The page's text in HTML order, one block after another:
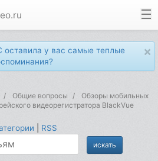
×
оставила у вас самые теплые
Общие вопросы
Обзоры мобильных
видеорегистратора BlackVue
RSS